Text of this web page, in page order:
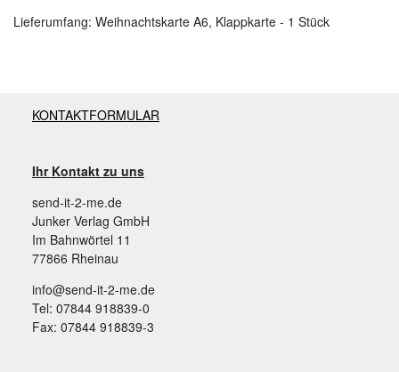
Lieferumfang: Weihnachtskarte A6, Klappkarte - 1 Stück
KONTAKTFORMULAR
Ihr Kontakt zu uns
send-it-2-me.de
Junker Verlag GmbH
Im Bahnwörtel 11
77866 Rheinau
info@send-it-2-me.de
Tel: 07844 918839-0
Fax: 07844 918839-3